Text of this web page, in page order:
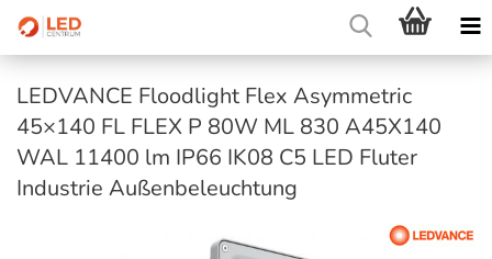
LEDVANCE Floodlight Flex Asymmetric
45×140 FL FLEX P 80W ML 830 A45X140
WAL 11400 lm IP66 IK08 C5 LED Fluter
Industrie Außenbeleuchtung